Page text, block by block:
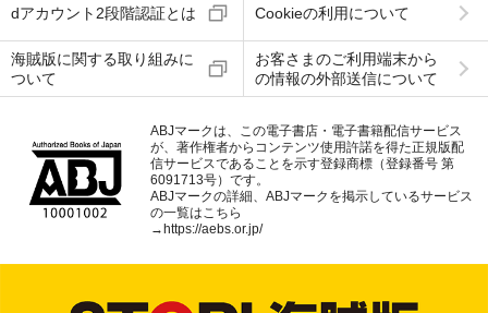
dアカウント2段階認証とは Cookieの利用について
海賊版に関する取り組みに
ついて
お客さまのご利用端末から
の情報の外部送信について
ABJマークは、この電子書店・電子書籍配信サービス
が、著作権者からコンテンツ使用許諾を得た正規版配
信サービスであることを示す登録商標（登録番号 第
6091713号）です。
ABJマークの詳細、ABJマークを掲示しているサービス
の一覧はこちら
→https://aebs.or.jp/